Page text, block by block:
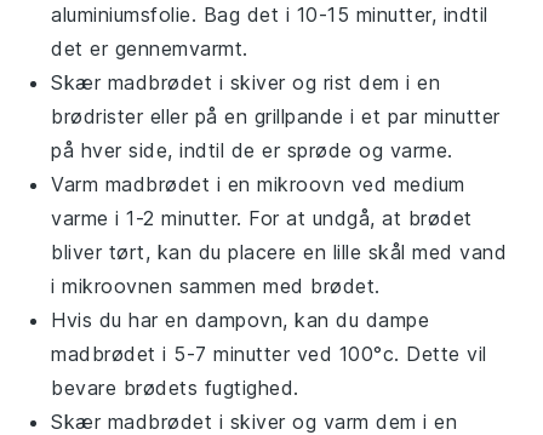
aluminiumsfolie. Bag det i 10-15 minutter, indtil
det er gennemvarmt.
Skær madbrødet i skiver og rist dem i en
brødrister eller på en grillpande i et par minutter
på hver side, indtil de er sprøde og varme.
Varm madbrødet i enmikroovn ved medium
varme i 1-2 minutter. For at undgå, at brødet
bliver tørt, kan du placere en lille skål medvand
i mikroovnen sammen med brødet.
Hvis du har en dampovn, kan du dampe
madbrødet i 5-7 minutter ved 100°c. Dette vil
bevare brødets fugtighed.
Skær madbrødet i skiver og varm dem i en